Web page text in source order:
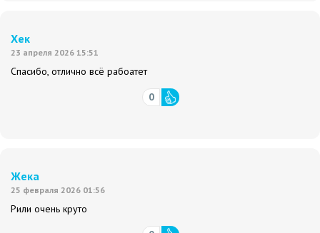
Хек
23 апреля 2026 15:51
Спасибо, отлично всё рабоатет
0
Жека
25 февраля 2026 01:56
Рили очень круто